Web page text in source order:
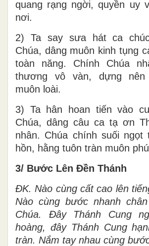
quang rạng ngời, quyền uy
nơi.
2) Ta say sưa hát ca
Chúa, dâng muôn kinh tụng
toàn năng. Chính Chúa
thương vô vàn, dựng nên
muôn loài.
3) Ta hân hoan tiến vào
Chúa, dâng câu ca tạ ơn
nhân. Chúa chính suối ngọt
hồn, hằng tuôn tràn muôn
3/ Bước Lên Đền Thánh
ĐK. Nào cùng cất cao lên
Nào cùng bước nhanh
Chúa. Đây Thánh Cung
hoàng, đây Thánh Cung
tràn. Nắm tay nhau cùng